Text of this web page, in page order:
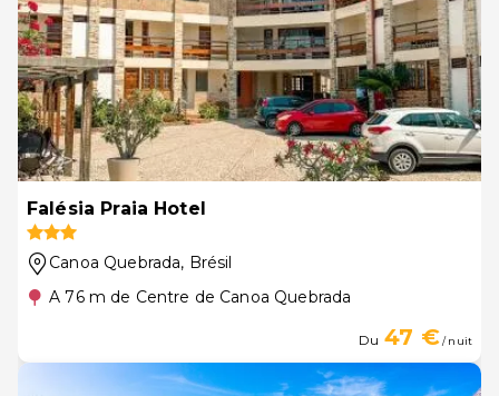
Falésia Praia Hotel
Canoa Quebrada, Brésil
A 76 m de Centre de Canoa Quebrada
Du 47 €/ nuit